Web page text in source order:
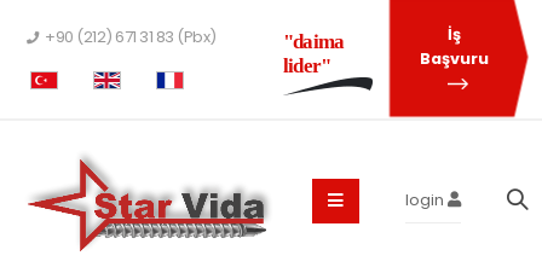
+90 (212) 671 31 83 (Pbx)
"daima
lider"
İş
Başvuru
login